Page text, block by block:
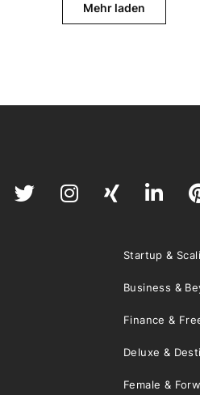
Mehr laden
Startup &
Business &
Finance &
Deluxe &
Female &